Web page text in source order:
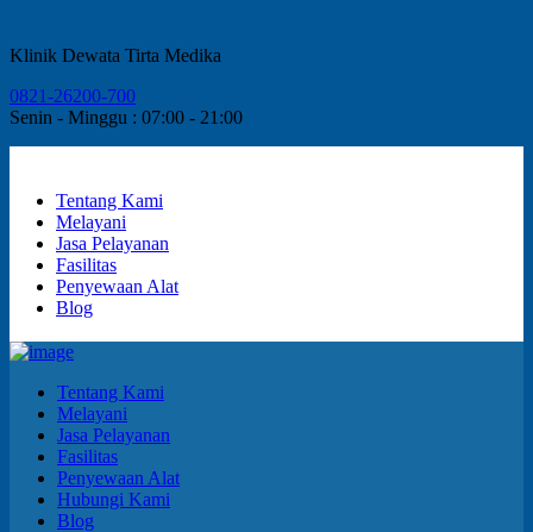
Klinik Dewata Tirta Medika
0821-26200-700
Senin - Minggu : 07:00 - 21:00
Tentang Kami
Melayani
Jasa Pelayanan
Fasilitas
Penyewaan Alat
Blog
Tentang Kami
Melayani
Jasa Pelayanan
Fasilitas
Penyewaan Alat
Hubungi Kami
Blog